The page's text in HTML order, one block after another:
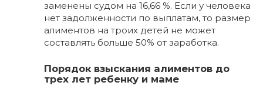
заменены судом на 16,66 %. Если у человека
нет задолженности по выплатам, то размер
алиментов на троих детей не может
составлять больше 50% от заработка.
Порядок взыскания алиментов до
трех лет ребенку и маме